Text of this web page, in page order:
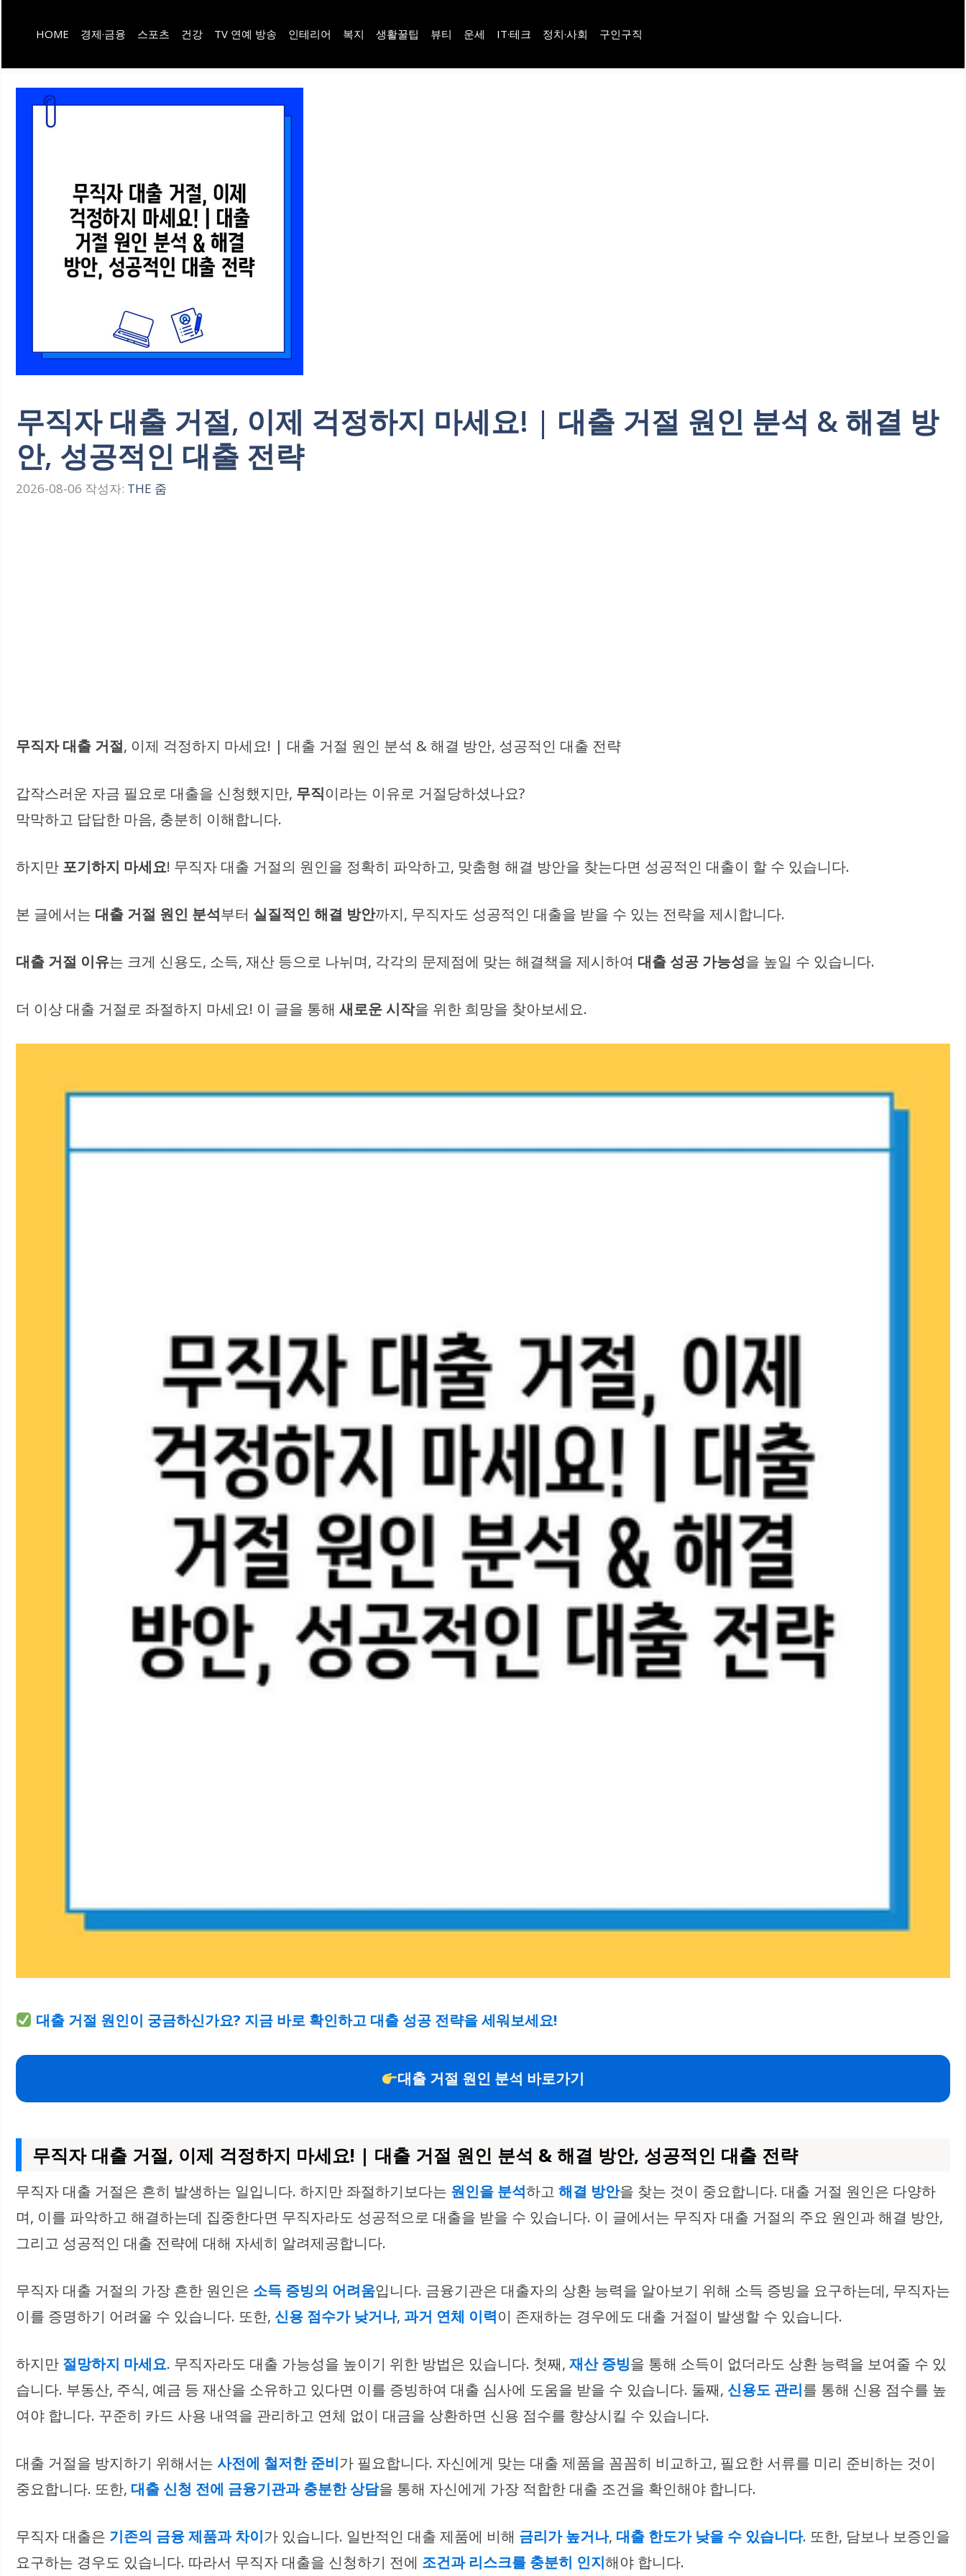
츠
HOME 경제·금융 스포츠 건강 TV 연예 방송 인테리어 복지 생활꿀팁 뷰티 운세 IT·테크 정치·사회 구인구직
무직자 대출 거절, 이제 걱정하지 마세요! | 대출 거절 원인 분석 & 해결 방
안, 성공적인 대출 전략
2026-08-06 작성자: THE 줌
무직자 대출 거절, 이제 걱정하지 마세요! | 대출 거절 원인 분석 & 해결 방안, 성공적인 대출 전략
갑작스러운 자금 필요로 대출을 신청했지만, 무직이라는 이유로 거절당하셨나요?
막막하고 답답한 마음, 충분히 이해합니다.
하지만 포기하지 마세요! 무직자 대출 거절의 원인을 정확히 파악하고, 맞춤형 해결 방안을 찾는다면 성공적인 대출이 할 수 있습니다.
본 글에서는 대출 거절 원인 분석부터 실질적인 해결 방안까지, 무직자도 성공적인 대출을 받을 수 있는 전략을 제시합니다.
대출 거절 이유는 크게 신용도, 소득, 재산 등으로 나뉘며, 각각의 문제점에 맞는 해결책을 제시하여 대출 성공 가능성을 높일 수 있습니다.
더 이상 대출 거절로 좌절하지 마세요! 이 글을 통해 새로운 시작을 위한 희망을 찾아보세요.
대출 거절 원인이 궁금하신가요? 지금 바로 확인하고 대출 성공 전략을 세워보세요!
대출 거절 원인 분석 바로가기
무직자 대출 거절, 이제 걱정하지 마세요! | 대출 거절 원인 분석 & 해결 방안, 성공적인 대출 전략
무직자 대출 거절은 흔히 발생하는 일입니다. 하지만 좌절하기보다는 원인을 분석하고 해결 방안을 찾는 것이 중요합니다. 대출 거절 원인은 다양하
며, 이를 파악하고 해결하는데 집중한다면 무직자라도 성공적으로 대출을 받을 수 있습니다. 이 글에서는 무직자 대출 거절의 주요 원인과 해결 방안,
그리고 성공적인 대출 전략에 대해 자세히 알려제공합니다.
무직자 대출 거절의 가장 흔한 원인은 소득 증빙의 어려움입니다. 금융기관은 대출자의 상환 능력을 알아보기 위해 소득 증빙을 요구하는데, 무직자는
이를 증명하기 어려울 수 있습니다. 또한, 신용 점수가 낮거나, 과거 연체 이력이 존재하는 경우에도 대출 거절이 발생할 수 있습니다.
하지만 절망하지 마세요. 무직자라도 대출 가능성을 높이기 위한 방법은 있습니다. 첫째, 재산 증빙을 통해 소득이 없더라도 상환 능력을 보여줄 수 있
습니다. 부동산, 주식, 예금 등 재산을 소유하고 있다면 이를 증빙하여 대출 심사에 도움을 받을 수 있습니다. 둘째, 신용도 관리를 통해 신용 점수를 높
여야 합니다. 꾸준히 카드 사용 내역을 관리하고 연체 없이 대금을 상환하면 신용 점수를 향상시킬 수 있습니다.
대출 거절을 방지하기 위해서는 사전에 철저한 준비가 필요합니다. 자신에게 맞는 대출 제품을 꼼꼼히 비교하고, 필요한 서류를 미리 준비하는 것이
중요합니다. 또한, 대출 신청 전에 금융기관과 충분한 상담을 통해 자신에게 가장 적합한 대출 조건을 확인해야 합니다.
무직자 대출은 기존의 금융 제품과 차이가 있습니다. 일반적인 대출 제품에 비해 금리가 높거나, 대출 한도가 낮을 수 있습니다. 또한, 담보나 보증인을
요구하는 경우도 있습니다. 따라서 무직자 대출을 신청하기 전에 조건과 리스크를 충분히 인지해야 합니다.